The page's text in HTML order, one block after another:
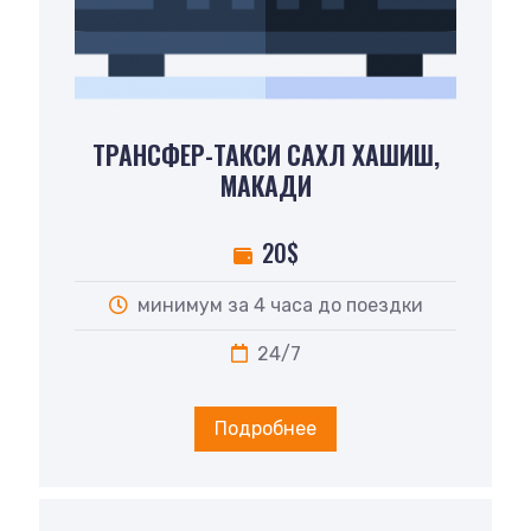
ТРАНСФЕР-ТАКСИ САХЛ ХАШИШ,
МАКАДИ
20$
минимум за 4 часа до поездки
24/7
Подробнее